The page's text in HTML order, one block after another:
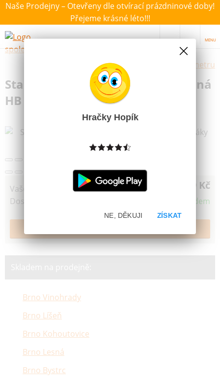
Naše Prodejny – Otevřeny dle otvírací prázdninové doby!
Přejeme krásné léto!!!
MENU
Výběr hraček dle zvoleného parametru
Stabilo Easy Tužka trojhranná silná
HB pro praváky oranžová
Vaše cena 49 Kč
Dostupnost Skladem
Brno Vinohrady
Brno Líšeň
Brno Kohoutovice
Brno Lesná
Brno Bystrc
Hračky Hopík
ZÍSKAT
NE, DĚKUJI